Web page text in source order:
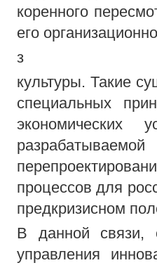
коренного
его
з
культуры. Такие
специальных
экономических
процессов для
предкризисном
В данной связи,
управления